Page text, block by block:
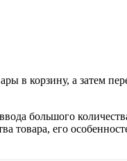
в корзину, а затем
большого
товара, его